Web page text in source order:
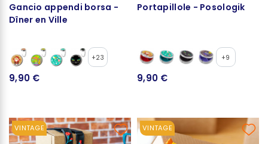
Gancio appendi borsa -
Dîner en Ville
+23
9,90 €
Portapillole - Posologik
+9
9,90 €
VINTAGE VINTAGE